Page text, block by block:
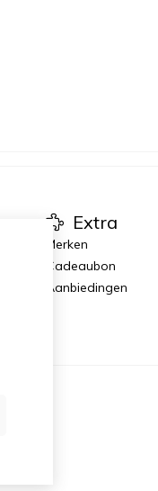
Extra
Merken
Cadeaubon
Aanbiedingen